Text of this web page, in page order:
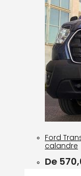
Ford
calandre
De